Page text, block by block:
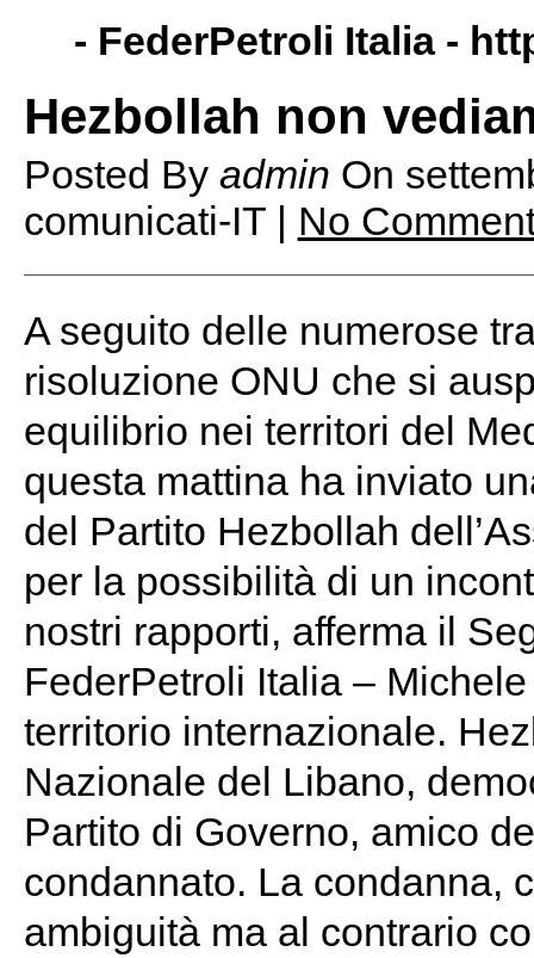
- FederPetroli Italia -
Hezbollah non
Posted By admin On
comunicati-IT | No
A seguito delle numerose
risoluzione ONU che si
equilibrio nei territori del
questa mattina ha inviato
del Partito Hezbollah
per la possibilità di un
nostri rapporti, afferma il
FederPetroli Italia –
territorio internazionale.
Nazionale del Libano,
Partito di Governo, amico
condannato. La condanna,
ambiguità ma al contrario